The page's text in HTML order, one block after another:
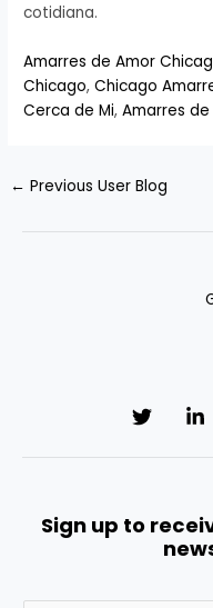
cotidiana.
Amarres de Amor
Chicago,Chicago
Cerca de Mi,Amarres
← Previous User Blog
Sign up to